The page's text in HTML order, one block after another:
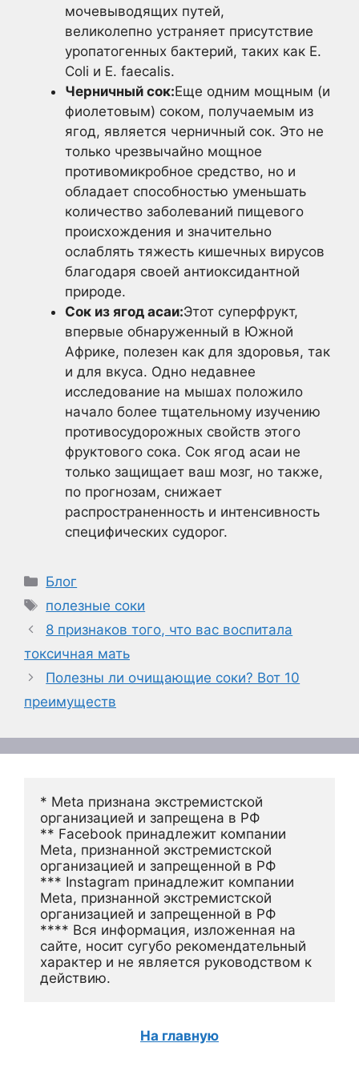
мочевыводящих путей,
великолепно устраняет присутствие
уропатогенных бактерий, таких как E.
Coli и E. faecalis.
Черничный сок:Еще одним мощным (и
фиолетовым) соком, получаемым из
ягод, является черничный сок. Это не
только чрезвычайно мощное
противомикробное средство, но и
обладает способностью уменьшать
количество заболеваний пищевого
происхождения и значительно
ослаблять тяжесть кишечных вирусов
благодаря своей антиоксидантной
природе.
Сок из ягод асаи:Этот суперфрукт,
впервые обнаруженный в Южной
Африке, полезен как для здоровья, так
и для вкуса. Одно недавнее
исследование на мышах положило
начало более тщательному изучению
противосудорожных свойств этого
фруктового сока. Сок ягод асаи не
только защищает ваш мозг, но также,
по прогнозам, снижает
распространенность и интенсивность
специфических судорог.
Рубрики
Блог
Метки
полезные соки
8 признаков того, что вас воспитала
токсичная мать
Полезны ли очищающие соки? Вот 10
преимуществ
* Meta признана экстремистской
организацией и запрещена в РФ
** Facebook принадлежит компании
Meta, признанной экстремистской
организацией и запрещенной в РФ
*** Instagram принадлежит компании
Meta, признанной экстремистской
организацией и запрещенной в РФ
**** Вся информация, изложенная на
сайте, носит сугубо рекомендательный
характер и не является руководством к
действию.
На главную